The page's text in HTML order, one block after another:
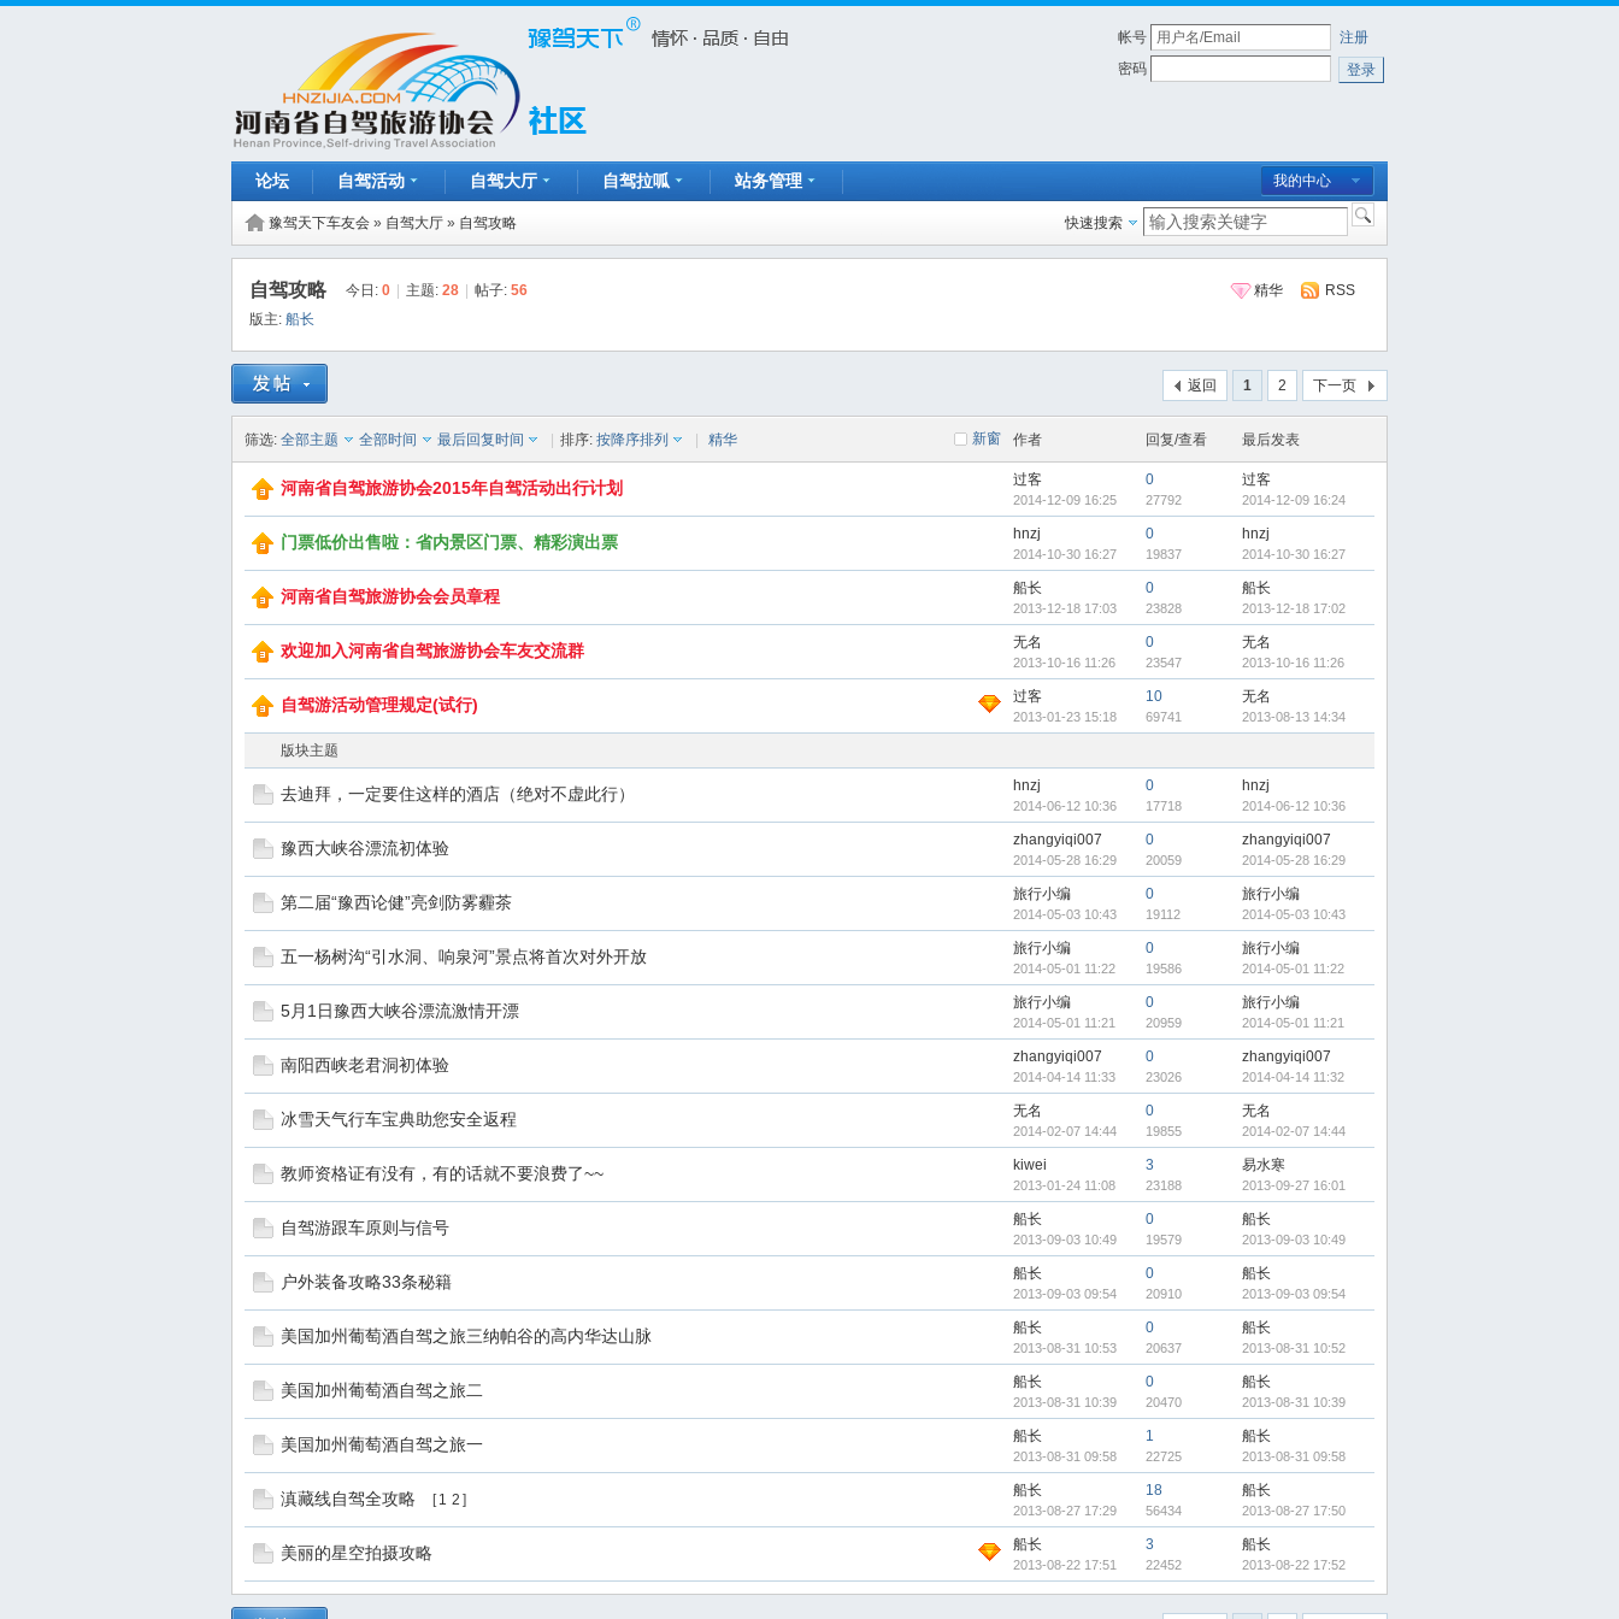
帐号
注册
密码
登录
我的中心
论坛 自驾活动 自驾大厅 自驾拉呱 站务管理
快速搜索
豫驾天下车友会 » 自驾大厅 » 自驾攻略
精华 RSS
自驾攻略 今日: 0 主题: 28 帖子: 56
版主: 船长
返回 1 2 下一页
新窗
筛选: 全部主题 全部时间 最后回复时间 排序: 按降序排列 精华 作者 回复/查看 最后发表
河南省自驾旅游协会2015年自驾活动出行计划 过客
2014-12-09 16:25
0
27792
过客
2014-12-09 16:24
门票低价出售啦：省内景区门票、精彩演出票 hnzj
2014-10-30 16:27
0
19837
hnzj
2014-10-30 16:27
河南省自驾旅游协会会员章程 船长
2013-12-18 17:03
0
23828
船长
2013-12-18 17:02
欢迎加入河南省自驾旅游协会车友交流群 无名
2013-10-16 11:26
0
23547
无名
2013-10-16 11:26
自驾游活动管理规定(试行) 过客
2013-01-23 15:18
10
69741
无名
2013-08-13 14:34
版块主题
去迪拜，一定要住这样的酒店（绝对不虚此行） hnzj
2014-06-12 10:36
0
17718
hnzj
2014-06-12 10:36
豫西大峡谷漂流初体验 zhangyiqi007
2014-05-28 16:29
0
20059
zhangyiqi007
2014-05-28 16:29
第二届“豫西论健”亮剑防雾霾茶 旅行小编
2014-05-03 10:43
0
19112
旅行小编
2014-05-03 10:43
五一杨树沟“引水洞、响泉河”景点将首次对外开放 旅行小编
2014-05-01 11:22
0
19586
旅行小编
2014-05-01 11:22
5月1日豫西大峡谷漂流激情开漂 旅行小编
2014-05-01 11:21
0
20959
旅行小编
2014-05-01 11:21
南阳西峡老君洞初体验 zhangyiqi007
2014-04-14 11:33
0
23026
zhangyiqi007
2014-04-14 11:32
冰雪天气行车宝典助您安全返程 无名
2014-02-07 14:44
0
19855
无名
2014-02-07 14:44
教师资格证有没有，有的话就不要浪费了~~ kiwei
2013-01-24 11:08
3
23188
易水寒
2013-09-27 16:01
自驾游跟车原则与信号 船长
2013-09-03 10:49
0
19579
船长
2013-09-03 10:49
户外装备攻略33条秘籍 船长
2013-09-03 09:54
0
20910
船长
2013-09-03 09:54
美国加州葡萄酒自驾之旅三纳帕谷的高内华达山脉 船长
2013-08-31 10:53
0
20637
船长
2013-08-31 10:52
美国加州葡萄酒自驾之旅二 船长
2013-08-31 10:39
0
20470
船长
2013-08-31 10:39
美国加州葡萄酒自驾之旅一 船长
2013-08-31 09:58
1
22725
船长
2013-08-31 09:58
滇藏线自驾全攻略 [ 1 2 ]
船长
2013-08-27 17:29
18
56434
船长
2013-08-27 17:50
美丽的星空拍摄攻略 船长
2013-08-22 17:51
3
22452
船长
2013-08-22 17:52